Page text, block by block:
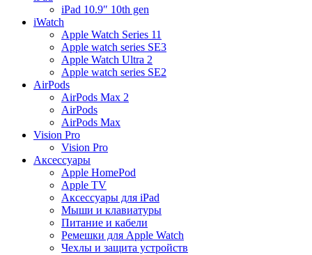
iPad 10.9″ 10th gen
iWatch
Apple Watch Series 11
Apple watch series SE3
Apple Watch Ultra 2
Apple watch series SE2
AirPods
AirPods Max 2
AirPods
AirPods Max
Vision Pro
Vision Pro
Аксессуары
Apple HomePod
Apple TV
Аксессуары для iPad
Мыши и клавиатуры
Питание и кабели
Ремешки для Apple Watch
Чехлы и защита устройств